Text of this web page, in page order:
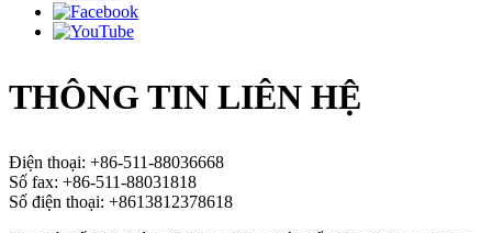
THÔNG TIN LIÊN HỆ
Điện thoại: +86-511-88036668
Số fax: +86-511-88031818
Số điện thoại: +8613812378618